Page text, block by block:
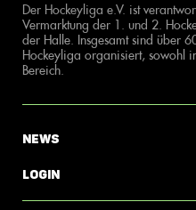
Der Hockeyliga e.V. ist
Vermarktung der 1. und 2.
der Halle. Insgesamt sind über
Hockeyliga organisiert, sowohl
Bereich.
News
Login